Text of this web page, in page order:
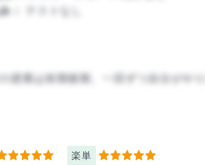
：
の授業は前期後期、一回ずつ自分がや
楽単 5